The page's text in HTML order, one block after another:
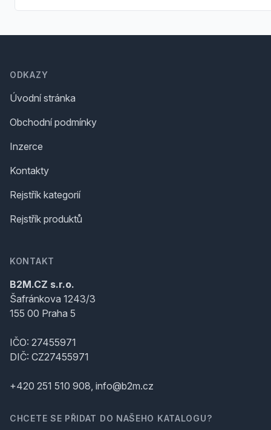
ODKAZY
Úvodní stránka
Obchodní podmínky
Inzerce
Kontakty
Rejstřík kategorií
Rejstřík produktů
KONTAKT
B2M.CZ s.r.o.
Šafránkova 1243/3
155 00 Praha 5
IČO: 27455971
DIČ: CZ27455971
+420 251 510 908, info@b2m.cz
CHCETE SE PŘIDAT DO NAŠEHO KATALOGU?